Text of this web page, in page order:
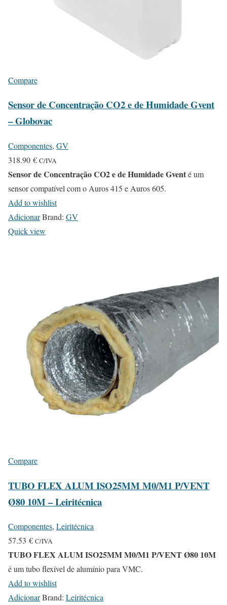
Compare
Sensor de Concentração CO2 e de Humidade Gvent
– Globovac
Componentes, GV
318.90 € C/IVA
Sensor de Concentração CO2 e de Humidade Gventé um
sensor compatível com o Auros 415 e Auros 605.
Add to wishlist
AdicionarBrand: GV
Quick view
Compare
TUBO FLEX ALUM ISO25MM M0/M1 P/VENT
Ø80 10M – Leiritécnica
Componentes, Leiritécnica
57.53 € C/IVA
TUBO FLEX ALUM ISO25MM M0/M1 P/VENT Ø80 10M
é um tubo flexível de alumínio para VMC.
Add to wishlist
AdicionarBrand: Leiritécnica